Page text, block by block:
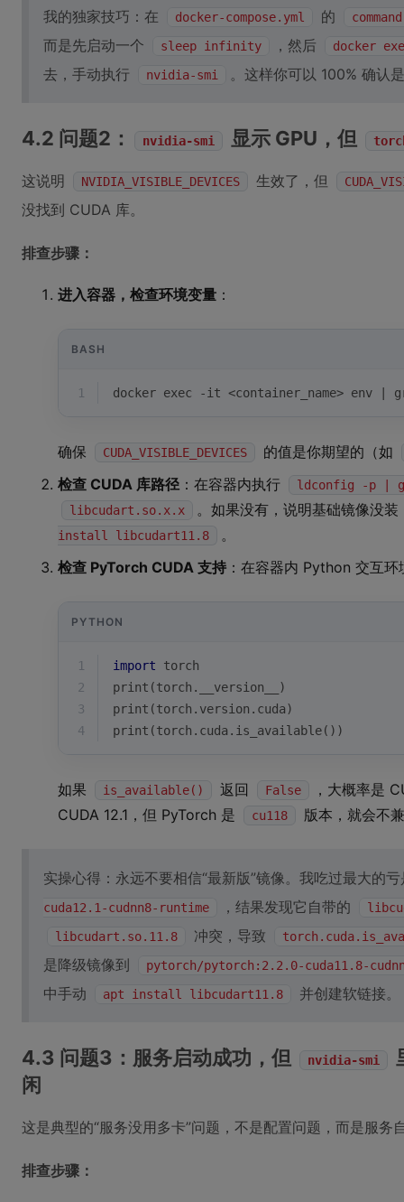
我的独家技巧：在 docker-compose.yml 的 command
而是先启动一个 sleep infinity ，然后 docker
去，手动执行 nvidia-smi 。这样你可以 100% 确认
4.2 问题2： nvidia-smi 显示 GPU，但
这说明 NVIDIA_VISIBLE_DEVICES 生效了，但
没找到 CUDA 库。
排查步骤：
进入容器，检查环境变量 ：
BASH
1 docker exec -it <container_name> env |
确保 CUDA_VISIBLE_DEVICES
的值是你期望的（如
检查 CUDA 库路径 ：在容器内执行
ldconfig -p |
libcudart.so.x.x
。如果没有，说明基础镜像没
install libcudart11.8
。
检查 PyTorch CUDA 支持 ：在容器内 Python 交互环
PYTHON
1 import torch
2
print (torch.__version__)
3
print (torch.version.cuda)
4
print (torch.cuda.is_available())
如果 is_available() 返回 False
，大概率是
CUDA 12.1，但 PyTorch 是
cu118 版本，就会不
实操心得：永远不要相信“最新版”镜像。我吃过最大的
cuda12.1-cudnn8-runtime ，结果发现它自带的
libcudart.so.11.8
冲突，导致
是降级镜像到 pytorch/pytorch:2.2.0-cuda11.8-
中手动 apt install libcudart11.8 并创建软链接。
4.3 问题3：服务启动成功，但 nvidia-smi
闲
这是典型的“服务没用多卡”问题，不是配置问题，而是服务
排查步骤：